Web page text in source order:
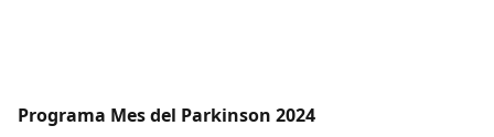
Programa Mes del Parkinson 2024